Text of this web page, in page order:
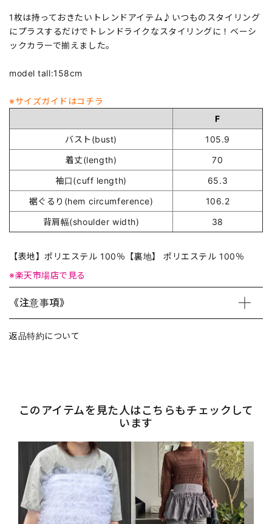
1枚は持っておきたいトレンドアイテム♪いつものスタイリング
にプラスするだけでトレンドライクなスタイリングに！ベーシ
ックカラーで揃えました。
model tall:158cm
※サイズガイドはコチラ
F
バスト(bust)
105.9
着丈(length)
70
袖口(cuff length)
65.3
裾ぐるり(hem circumference)
106.2
背肩幅(shoulder width)
38
【表地】ポリエステル 100％【裏地】 ポリエステル 100％
※楽天市場店で見る
《注意事項》
返品特約について
このアイテムを見た人はこちらもチェックして
います